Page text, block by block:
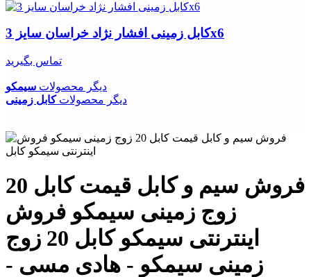
کابل زمینی افشار نژاد خراسان سایز 3x6
تماس بگیرید
دیگر محصولات سیمکو
دیگر محصولاتکابل زمینی
فروش سیم و کابل قیمت کابل 20
زوج زمینی سیمکو فروش
اینترنتی سیمکو کابل 20 زوج
زمینی سیمکو - هادی مسی -